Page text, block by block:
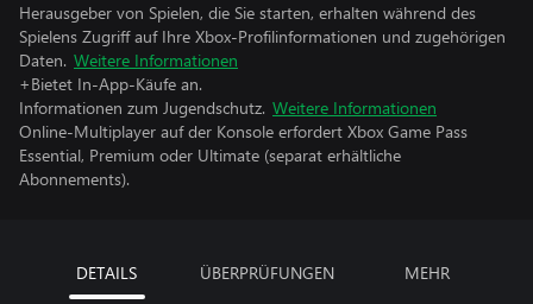
Herausgeber von Spielen, die Sie starten, erhalten während des
Spielens Zugriff auf Ihre Xbox-Profilinformationen und zugehörigen
Daten. Weitere Informationen
+Bietet In-App-Käufe an.
Informationen zum Jugendschutz. Weitere Informationen
Online-Multiplayer auf der Konsole erfordert Xbox Game Pass
Essential, Premium oder Ultimate (separat erhältliche
Abonnements).
DETAILS ÜBERPRÜFUNGEN MEHR